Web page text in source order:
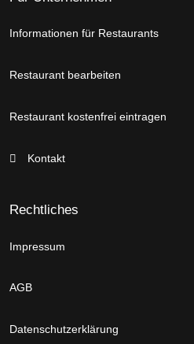
Informationen für Restaurants
Restaurant bearbeiten
Restaurant kostenfrei eintragen
Kontakt
Rechtliches
Impressum
AGB
Datenschutzerklärung